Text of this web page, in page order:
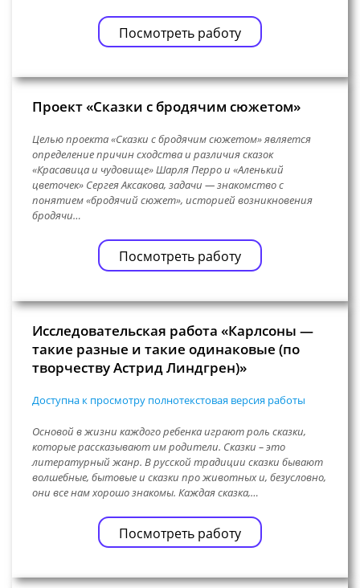
Посмотреть работу
Проект «Сказки с бродячим сюжетом»
Целью проекта «Сказки с бродячим сюжетом» является
определение причин сходства и различия сказок
«Красавица и чудовище» Шарля Перро и «Аленький
цветочек» Сергея Аксакова, задачи — знакомство с
понятием «бродячий сюжет», историей возникновения
бродячи…
Посмотреть работу
Исследовательская работа «Карлсоны —
такие разные и такие одинаковые (по
творчеству Астрид Линдгрен)»
Доступна к просмотру полнотекстовая версия работы
Основой в жизни каждого ребенка играют роль сказки,
которые рассказывают им родители. Сказки – это
литературный жанр. В русской традиции сказки бывают
волшебные, бытовые и сказки про животных и, безусловно,
они все нам хорошо знакомы. Каждая сказка,…
Посмотреть работу